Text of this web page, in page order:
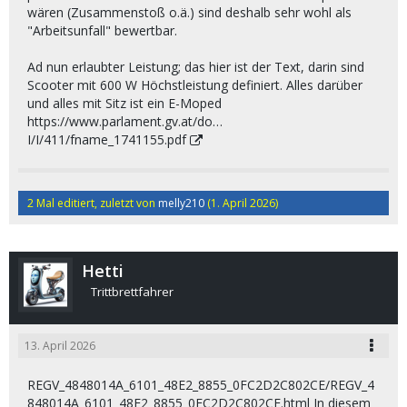
wären (Zusammenstoß o.ä.) sind deshalb sehr wohl als
"Arbeitsunfall" bewertbar.
Ad nun erlaubter Leistung; das hier ist der Text, darin sind
Scooter mit 600 W Höchstleistung definiert. Alles darüber
und alles mit Sitz ist ein E-Moped
https://www.parlament.gv.at/do…
I/I/411/fname_1741155.pdf
2 Mal editiert, zuletzt von melly210 (1. April 2026)
Hetti
Trittbrettfahrer
13. April 2026
REGV_4848014A_6101_48E2_8855_0FC2D2C802CE/REGV_4
848014A_6101_48E2_8855_0FC2D2C802CE.html In diesem